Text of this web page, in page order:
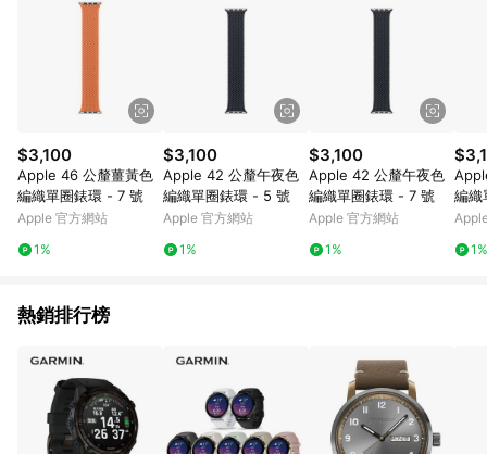
AppleCare+服務單獨購買或在主產品發貨後購買。 6. 每種型號
都有終⽣回饋限额： a) iPhone、Mac、iPad、Watch、Vision、
AirTag 配件: 每款32件 c) AirTag 4 件裝: 8份 d) AirPods 及其他
合資格配: 每款10件 本限額適用於Apple Store網站及APP所有購
買行為，超過限額將停止核發回饋 7. 若您購買符合贈點資格之商
品，且使用禮品卡付款，點數回饋將以扣除禮品卡後的實際付款
金額為回饋計算。 8. 國際商家之商品金額及回饋點數依據將以商
品未稅價格為準。 9. 2020/7/13 00:00起回饋點數以商品未稅價
格為準。 10. 若您的訂單內有多項商品且為分批出貨，「LINE購
物通知」僅會發送首批出貨的商品資訊，其餘商品資訊將於出貨
後三天顯示於「LINE購物後台>我的>我的訂單>已訂購」。 11.
導購失效無從查證
$3,100
Apple 46 公釐薑黃色
編織單圈錶環 - 7 號
Apple 官方網站
1%
$3,100
Apple 42 公釐午夜色
編織單圈錶環 - 5 號
Apple 官方網站
1%
$3,100
Apple 42 公釐午夜色
編織單圈錶環 - 7 號
Apple 官方網站
1%
編織
1%
熱銷排行榜